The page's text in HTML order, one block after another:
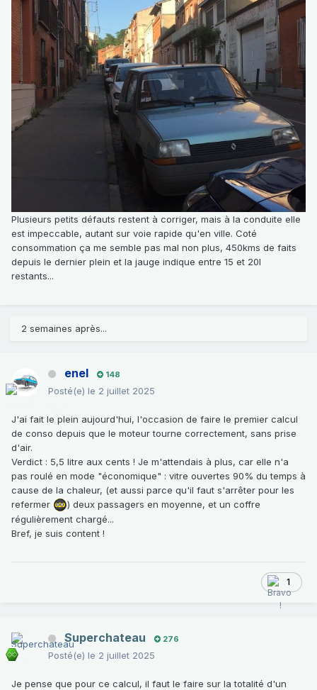
Plusieurs petits défauts restent à corriger, mais à la conduite elle
est impeccable, autant sur voie rapide qu'en ville. Coté
consommation ça me semble pas mal non plus, 450kms de faits
depuis le dernier plein et la jauge indique entre 15 et 20l
restants...
2 semaines après...
enel 148
Posté(e) le 2 juillet 2025
J'ai fait le plein aujourd'hui, l'occasion de faire le premier calcul
de conso depuis que le moteur tourne correctement, sans prise
d'air.
Verdict : 5,5 litre aux cents ! Je m'attendais à plus, car elle n'a
pas roulé en mode "économique" : vitre ouvertes 90% du temps à
cause de la chaleur, (et aussi parce qu'il faut s'arrêter pour les
refermer
) deux passagers en moyenne, et un coffre
régulièrement chargé...
Bref, je suis content !
1
Superchateau 276
Posté(e) le 2 juillet 2025
Je pense que pour ce calcul, il faut le faire sur la totalité d'un